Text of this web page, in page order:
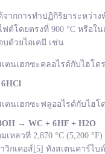
กการทำปฏิกิริยาระหว่าง
ต์โดยตรงที่ 900 °C หรือ
บด้วยไอเคมี เช่น
ตนเฮกซะคลอไรด์กับไฮโด
6 HCl
ตนเฮกซะฟลูออไรด์กับไฮโ
→ WC + 6 HF + H2O
วที่ 2,870 °C (5,200 °F)
กเคอส์[5] ทังสเตนคาร์ไ